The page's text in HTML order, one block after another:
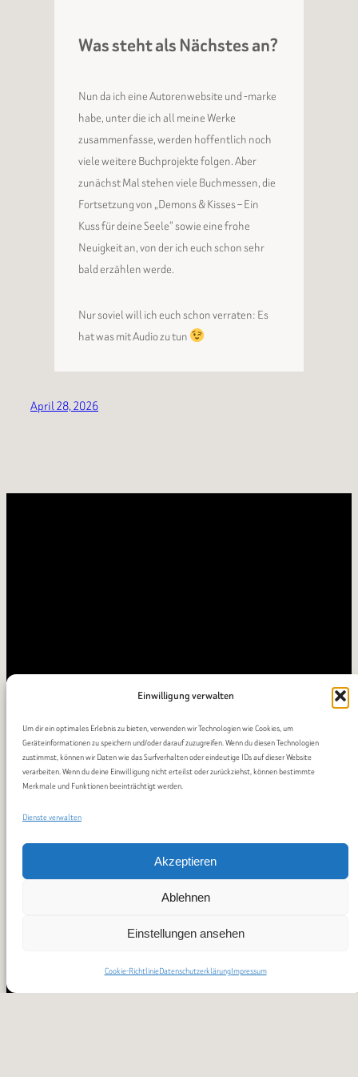
Einwilligung verwalten
Um dir ein optimales Erlebnis zu bieten, verwenden wir Technologien wie Cookies, um
Geräteinformationen zu speichern und/oder darauf zuzugreifen. Wenn du diesen Technologien
zustimmst, können wir Daten wie das Surfverhalten oder eindeutige IDs auf dieser Website
verarbeiten. Wenn du deine Einwilligung nicht erteilst oder zurückziehst, können bestimmte
Merkmale und Funktionen beeinträchtigt werden.
Dienste verwalten
Akzeptieren
Ablehnen
Einstellungen ansehen
Cookie-RichtlinieDatenschutzerklärungImpressum
Was steht als Nächstes an?
Nun da ich eine Autorenwebsite und -marke
habe, unter die ich all meine Werke
zusammenfasse, werden hoffentlich noch
viele weitere Buchprojekte folgen. Aber
zunächst Mal stehen viele Buchmessen, die
Fortsetzung von „Demons & Kisses – Ein
Kuss für deine Seele“ sowie eine frohe
Neuigkeit an, von der ich euch schon sehr
bald erzählen werde.
Nur soviel will ich euch schon verraten: Es
hat was mit Audio zu tun
April 28, 2026